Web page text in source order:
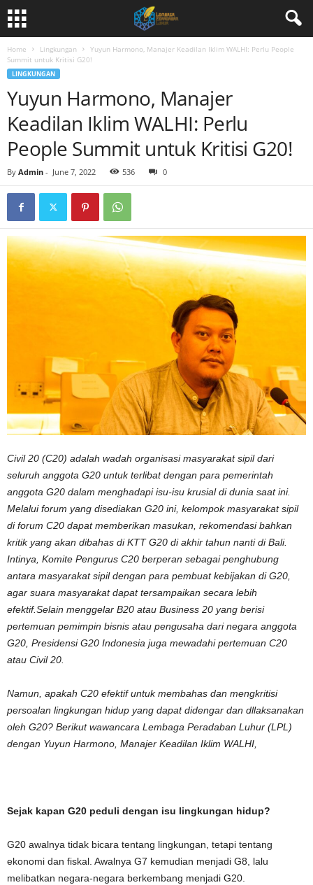
Home Lingkungan
Yuyun Harmono, Manajer Keadilan Iklim WALHI: Perlu People
Summit untuk Kritisi G20!
LINGKUNGAN
Yuyun Harmono, Manajer
Keadilan Iklim WALHI: Perlu
People Summit untuk Kritisi G20!
By Admin - June 7, 2022 536 0
Civil 20 (C20) adalah wadah organisasi masyarakat sipil dari
seluruh anggota G20 untuk terlibat dengan para pemerintah
anggota G20 dalam menghadapi isu-isu krusial di dunia saat ini.
Melalui forum yang disediakan G20 ini, kelompok masyarakat sipil
di forum C20 dapat memberikan masukan, rekomendasi bahkan
kritik yang akan dibahas di KTT G20 di akhir tahun nanti di Bali.
Intinya, Komite Pengurus C20 berperan sebagai penghubung
antara masyarakat sipil dengan para pembuat kebijakan di G20,
agar suara masyarakat dapat tersampaikan secara lebih
efektif.Selain menggelar B20 atau Business 20 yang berisi
pertemuan pemimpin bisnis atau pengusaha dari negara anggota
G20, Presidensi G20 Indonesia juga mewadahi pertemuan C20
atau Civil 20.
Namun, apakah C20 efektif untuk membahas dan mengkritisi
persoalan lingkungan hidup yang dapat didengar dan dllaksanakan
oleh G20? Berikut wawancara Lembaga Peradaban Luhur (LPL)
dengan Yuyun Harmono, Manajer Keadilan Iklim WALHI,
Sejak kapan G20 peduli dengan isu lingkungan hidup?
G20 awalnya tidak bicara tentang lingkungan, tetapi tentang
ekonomi dan fiskal. Awalnya G7 kemudian menjadi G8, lalu
melibatkan negara-negara berkembang menjadi G20.